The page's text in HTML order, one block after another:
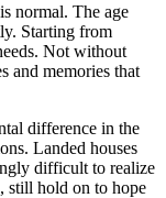
normal. The age
Starting from
Not without
and memories that
difference in the
Landed houses
difficult to realize
still hold on to hope